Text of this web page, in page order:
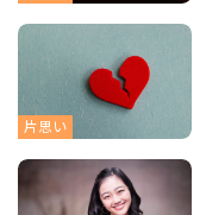
片思い